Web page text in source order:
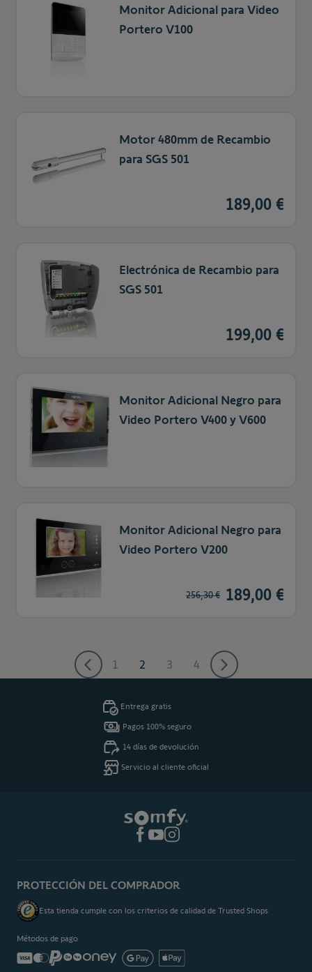
Monitor Adicional para Video
Portero V100
Motor 480mm de Recambio
para SGS 501
189,00 €
Electrónica de Recambio para
SGS 501
199,00 €
Monitor Adicional Negro para
Video Portero V400 y V600
Monitor Adicional Negro para
Video Portero V200
189,00 €
256,30 €
Página
1 Actualmente estás leyendo
2 Página
3 Página
4
Entrega gratis
Pagos 100% seguro
14 días de devolución
Servicio al cliente oficial
PROTECCIÓN DEL COMPRADOR
Esta tienda cumple con los criterios de calidad de Trusted Shops
Métodos de pago